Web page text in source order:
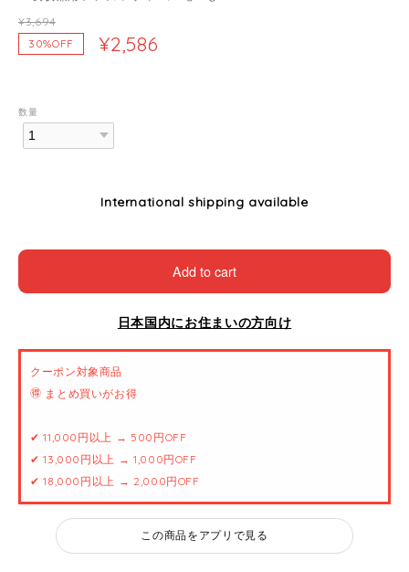
¥3,694
30%OFF
¥2,586
数量
International shipping available
Add to cart
日本国内にお住まいの方向け
クーポン対象商品
🉐 まとめ買いがお得
✔ 11,000円以上 → 500円OFF
✔ 13,000円以上 → 1,000円OFF
✔ 18,000円以上 → 2,000円OFF
この商品をアプリで見る